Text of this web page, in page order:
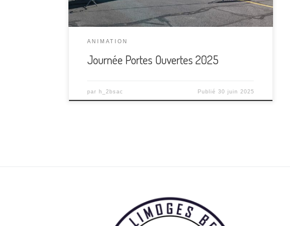
ANIMATION
Journée Portes Ouvertes 2025
par h_2bsac Publié 30 juin 2025